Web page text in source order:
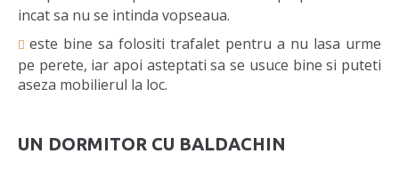
incat sa nu se intinda vopseaua.
este bine sa folositi trafalet pentru a nu lasa urme
pe perete, iar apoi asteptati sa se usuce bine si puteti
aseza mobilierul la loc.
UN DORMITOR CU BALDACHIN